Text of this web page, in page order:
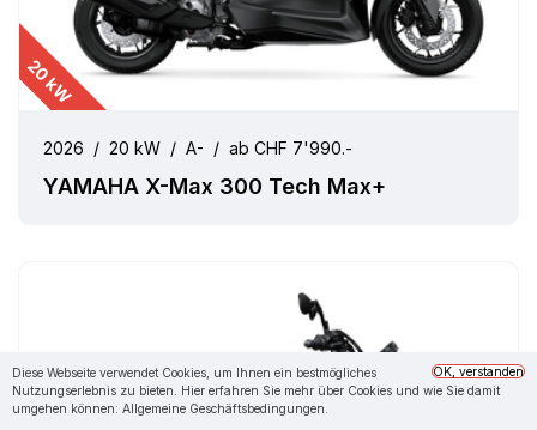
OK, verstanden
Diese Webseite verwendet Cookies, um Ihnen ein bestmögliches
Nutzungserlebnis zu bieten. Hier erfahren Sie mehr über Cookies und wie Sie damit
umgehen können: Allgemeine Geschäftsbedingungen.
20 kW
2026 / 20 kW / A- / ab CHF 7'990.-
YAMAHA X-Max 300 Tech Max+